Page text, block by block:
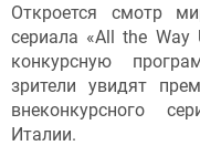
Откроется смотр
сериала «All the
конкурсную
зрители увидят
внеконкурсного
Италии.